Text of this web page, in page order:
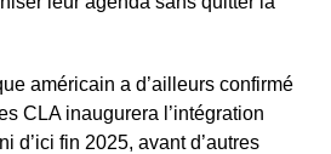
américain a d’ailleurs confirmé
CLA inaugurera l’intégration
d’ici fin 2025, avant d’autres